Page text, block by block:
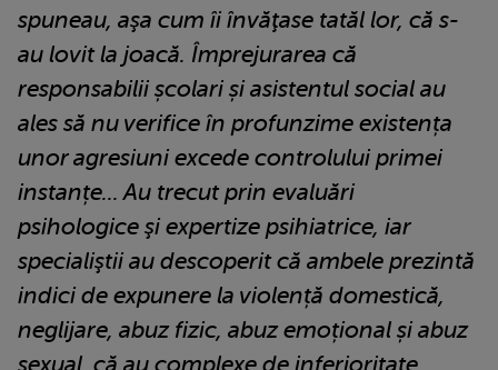
spuneau, aşa cum îi învăţase tatăl lor, că s-
au lovit la joacă. Împrejurarea că
responsabilii școlari și asistentul social au
ales să nu verifice în profunzime existența
unor agresiuni excede controlului primei
instanțe... Au trecut prin evaluări
psihologice şi expertize psihiatrice, iar
specialiştii au descoperit că ambele prezintă
indici de expunere la violență domestică,
neglijare, abuz fizic, abuz emoțional și abuz
sexual, că au complexe de inferioritate,